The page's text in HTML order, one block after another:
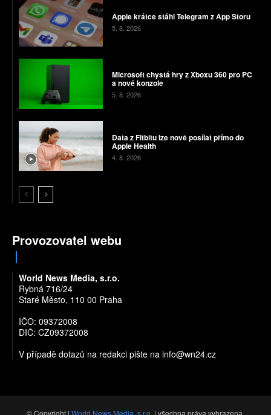
Apple krátce stáhl Telegram z App Storu
5. 8. 2026
Microsoft chystá hry z Xboxu 360 pro PC
a nové konzole
5. 8. 2026
Data z Fitbitu lze nově posílat přímo do
Apple Health
4. 8. 2026
Provozovatel webu
World News Media, s.r.o.
Rybná 716/24
Staré Město, 110 00 Praha
IČO: 09372008
DIČ: CZ09372008
V případě dotazů na redakci pište na info@wn24.cz